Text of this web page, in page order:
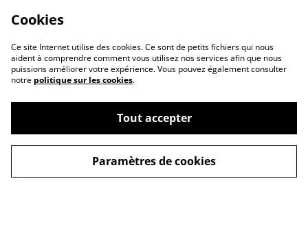
Contactez-moi
Conditions de vente
Cookies
Ce site Internet utilise des cookies. Ce sont de petits fichiers qui nous
aident à comprendre comment vous utilisez nos services afin que nous
puissions améliorer votre expérience. Vous pouvez également consulter
notre politique sur les cookies.
Tout accepter
Paramètres de cookies